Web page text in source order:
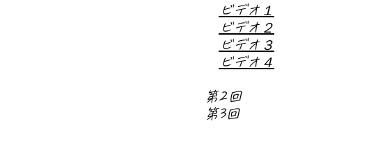
ビデオ１
ビデオ２
ビデオ３
ビデオ４
第2回
第3回